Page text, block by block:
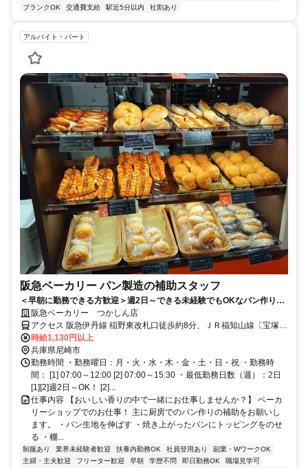
ブランクOK
交通費支給 駅近5分以内 社割あり
アルバイト・パート
阪急ベーカリー パン製造の補助スタッフ
＜早朝に勤務できる方歓迎＞週2日～できる未経験でもOKなパン作りの
お仕事★
阪急ベーカリー つかしん店
アクセス 阪急伊丹線 稲野東改札口徒歩約8分、ＪＲ福知山線〔宝塚
線〕 猪名寺西口徒歩約11分、阪急神戸本線 塚口（阪急線）北口徒歩
約12分 「猪名寺駅」より徒歩10分
時給1,130円以上
兵庫県尼崎市
勤務時間 ・勤務曜日：月・火・水・木・金・土・日・祝 ・勤務時
間： [1] 07:00～12:00 [2] 07:00～15:30 ・最低勤務日数（週）：2日
[1][2]週2日～OK！ [2]...
仕事内容 【おいしい香りの中で一緒にお仕事しませんか？】 ベーカ
リーショップでのお仕事！ 主に厨房でのパン作りの補助をお願いし
ます。 ・パン生地を伸ばす ・焼き上がったパンにトッピングをのせ
る ・棚...
制服あり 業界未経験者歓迎 扶養内勤務OK 社員登用あり
副業・WワークOK
主婦・主夫歓迎
フリーター歓迎 早朝 学歴不問 即日勤務OK
職場見学可